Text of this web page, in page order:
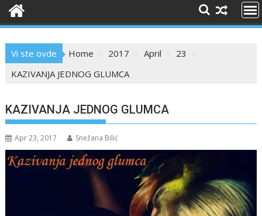
Vi ste ovde Home 2017 April
23
KAZIVANJA JEDNOG GLUMCA
KAZIVANJA JEDNOG GLUMCA
Apr 23, 2017 Snežana Bilić